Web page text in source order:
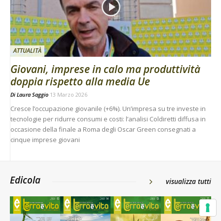
ATTUALITÀ
Giovani, imprese in calo ma produttività
doppia rispetto alla media Ue
Di Laura Saggio 13 Marzo 2026
Cresce l’occupazione giovanile (+6%). Un’impresa su tre investe in
tecnologie per ridurre consumi e costi: l’analisi Coldiretti diffusa in
occasione della finale a Roma degli Oscar Green consegnati a
cinque imprese giovani
Edicola visualizza tutti